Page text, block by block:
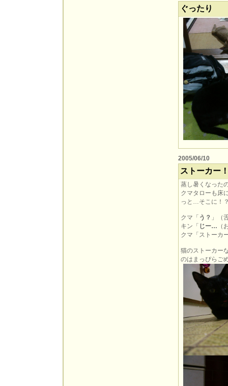
ぐったり
2005/06/10
ストーカー
蒸し暑くなった
クマタローも床
っと…そこに！
クマ「 う？ 」（
キン「 じー… （
クマ「ストー
猫のストーカー
のはまっぴらご